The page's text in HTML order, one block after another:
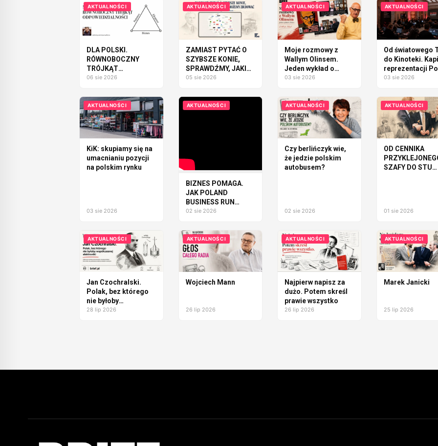
AKTUALNOŚCI
DLA POLSKI.
RÓWNOBOCZNY
TRÓJKĄT
ODPOWIEDZIALNOŚCI
06 sie 2026
AKTUALNOŚCI
ZAMIAST PYTAĆ O
SZYBSZE KONIE,
SPRAWDŹMY, JAKI
SAMOCHÓD
ZBUDOWAĆ
05 sie 2026
AKTUALNOŚCI
Moje rozmowy z
Wallym Olinsem.
Jeden wykład o
Polsce
03 sie 2026
AKTUALNOŚCI
Od światowego
do Kinoteki.
reprezentacji
tworzy WARSAW
03 sie 2026
AKTUALNOŚCI
KiK: skupiamy się na
umacnianiu pozycji
na polskim rynku
03 sie 2026
AKTUALNOŚCI
BIZNES POMAGA.
JAK POLAND
BUSINESS RUN
ZMIENIA LUDZI I
02 sie 2026
AKTUALNOŚCI
Czy berlińczyk wie,
że jedzie polskim
autobusem?
02 sie 2026
AKTUALNOŚCI
OD CENNIKA
SZAFY DO STU
01 sie 2026
AKTUALNOŚCI
Jan Czochralski.
Polak, bez którego
nie byłoby
współczesnej
28 lip 2026
AKTUALNOŚCI
Wojciech Mann
26 lip 2026
AKTUALNOŚCI
Najpierw napisz za
dużo. Potem skreśl
prawie wszystko
26 lip 2026
AKTUALNOŚCI
Marek Janicki
25 lip 2026